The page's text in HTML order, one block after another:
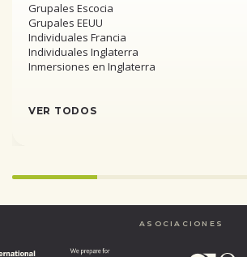
Grupales Escocia
Grupales EEUU
Individuales Francia
Individuales Inglaterra
Inmersiones en Inglaterra
VER TODOS
Infinity%
completed
ASOCIACIONES